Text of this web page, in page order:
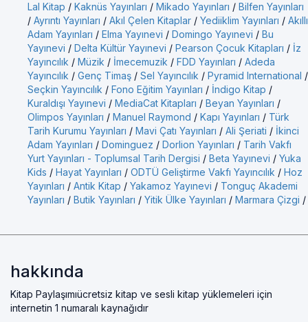
Lal Kitap / Kaknüs Yayınları / Mikado Yayınları / Bilfen Yayınları
/ Ayrıntı Yayınları / Akıl Çelen Kitaplar / Yediiklim Yayınları / Akıllı
Adam Yayınları / Elma Yayınevi / Domingo Yayınevi / Bu
Yayınevi / Delta Kültür Yayınevi / Pearson Çocuk Kitapları / İz
Yayıncılık / Müzik / İmecemuzik / FDD Yayınları / Adeda
Yayıncılık / Genç Timaş / Sel Yayıncılık / Pyramid International /
Seçkin Yayıncılık / Fono Eğitim Yayınları / İndigo Kitap /
Kuraldışı Yayınevi / MediaCat Kitapları / Beyan Yayınları /
Olimpos Yayınları / Manuel Raymond / Kapı Yayınları / Türk
Tarih Kurumu Yayınları / Mavi Çatı Yayınları / Ali Şeriati / İkinci
Adam Yayınları / Dominguez / Dorlion Yayınları / Tarih Vakfı
Yurt Yayınları - Toplumsal Tarih Dergisi / Beta Yayınevi / Yuka
Kids / Hayat Yayınları / ODTÜ Geliştirme Vakfı Yayıncılık / Hoz
Yayınları / Antik Kitap / Yakamoz Yayınevi / Tonguç Akademi
Yayınları / Butik Yayınları / Yitik Ülke Yayınları / Marmara Çizgi /
hakkında
Kitap Paylaşımıücretsiz kitap ve sesli kitap yüklemeleri için
internetin 1 numaralı kaynağıdır